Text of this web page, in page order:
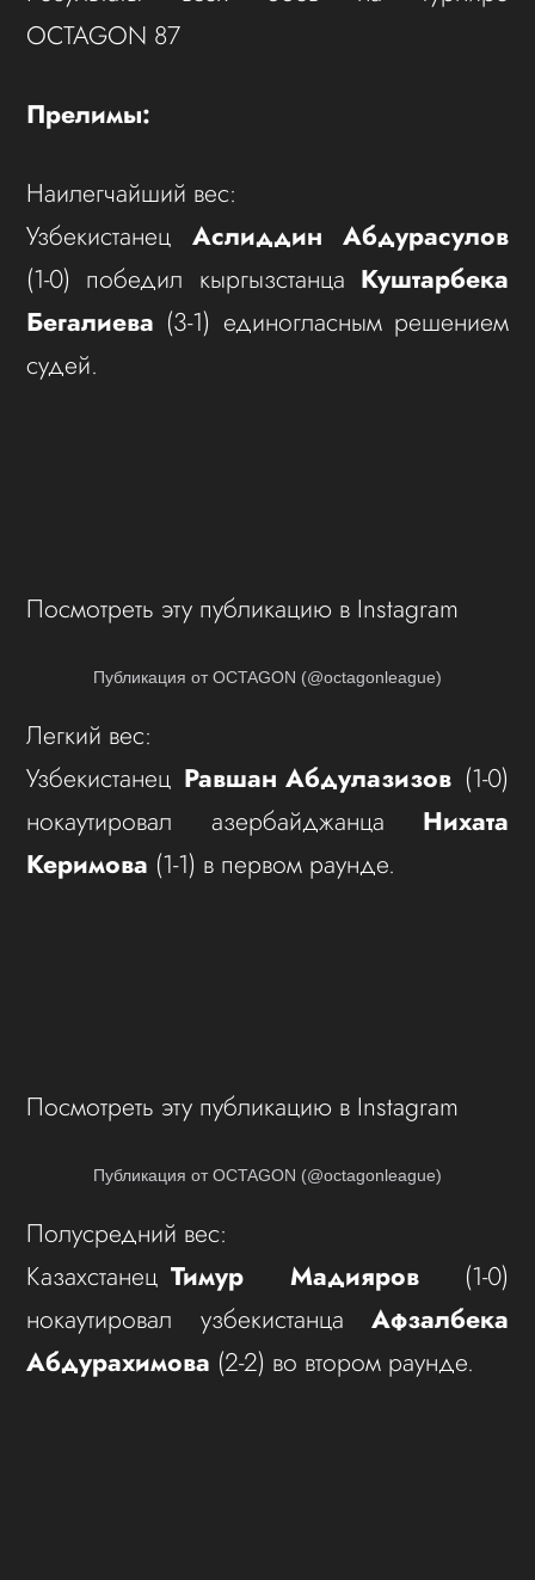
OCTAGON 87
Прелимы:
Наилегчайший вес:
Узбекистанец Аслиддин Абдурасулов
(1-0) победил кыргызстанца Куштарбека
Бегалиева (3-1) единогласным решением
судей.
Посмотреть эту публикацию в Instagram
Публикация от OCTAGON (@octagonleague)
Легкий вес:
Узбекистанец Равшан Абдулазизов (1-0)
нокаутировал азербайджанца Нихата
Керимова (1-1) в первом раунде.
Посмотреть эту публикацию в Instagram
Публикация от OCTAGON (@octagonleague)
Полусредний вес:
Казахстанец Тимур Мадияров (1-0)
нокаутировал узбекистанца Афзалбека
Абдурахимова (2-2) во втором раунде.